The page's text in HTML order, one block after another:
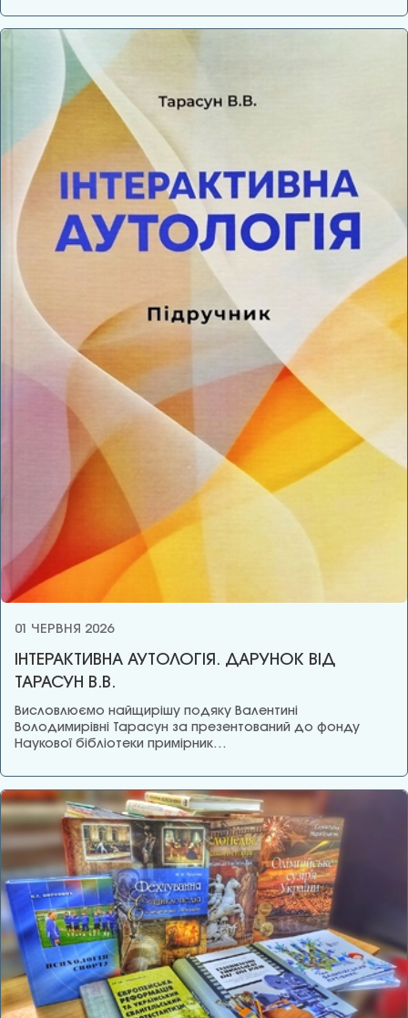
01 ЧЕРВНЯ 2026
ІНТЕРАКТИВНА АУТОЛОГІЯ. ДАРУНОК ВІД
ТАРАСУН В.В.
Висловлюємо найщирішу подяку Валентині
Володимирівні Тарасун за презентований до фонду
Наукової бібліотеки примірник…